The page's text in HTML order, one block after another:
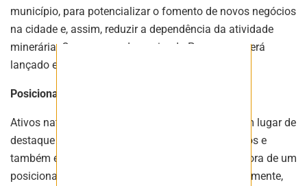
município, para potencializar o fomento de novos negócios
na cidade e, assim, reduzir a dependência da atividade
minerária. O programa, denominado Prospera +, será
lançado em junho deste ano.
Posicionamento geográfico estratégico
Ativos naturais também posicionam a cidade num lugar de
destaque no que diz respeito à atração de negócios e
também em relação a economia nacional. Detentora de um
posicionamento geográfico estratégico que, literalmente,